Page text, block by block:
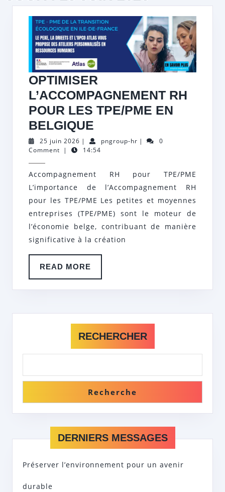
OPTIMISER
L’ACCOMPAGNEMENT RH
POUR LES TPE/PME EN
BELGIQUE
RH
POUR
LES
TPE/PME
EN
BELGIQUE
25 juin 2026 25
juin
| pngroup-hrpngroup-
|
0
Comment | 14:54
Accompagnement RH pour TPE/PME
L’importance de l’Accompagnement RH
pour les TPE/PME Les petites et moyennes
entreprises (TPE/PME) sont le moteur de
l’économie belge, contribuant de manière
significative à la création
READ MORE
MORE
RECHERCHER
Recherche
DERNIERS MESSAGES
Préserver l’environnement pour un avenir
durable